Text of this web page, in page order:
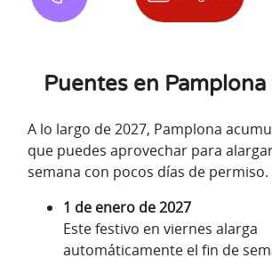
Puentes en
A lo largo de 2027, Pamplona
que puedes aprovechar para
semana con pocos días de permiso.
1 de enero de 2027
Este festivo en viernes alarga
automáticamente el fin de